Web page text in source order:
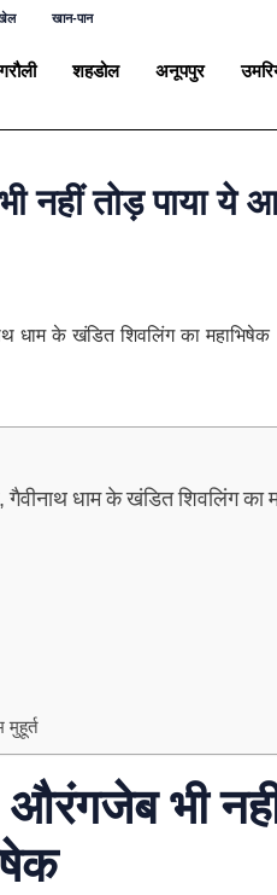
खान-पान
शहडोल अनूपपुर
नहीं तोड़ पाया ये
धाम के खंडित शिवलिंग का
भी